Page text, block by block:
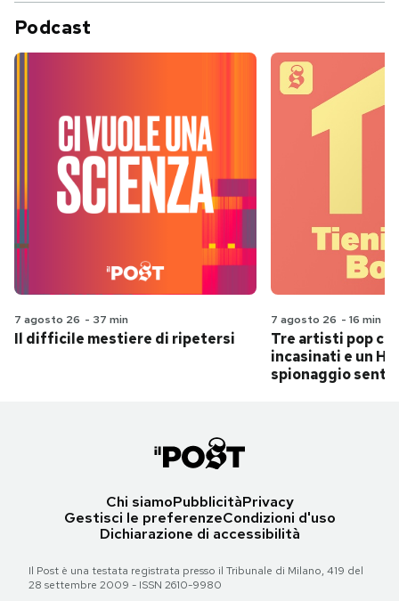
Podcast
7 agosto 26 - 37 min
Il difficile mestiere di ripetersi
7 agosto 26 - 16 min
Tre artisti pop
incasinati e un
spionaggio
Chi siamoPubblicitàPrivacy
Gestisci le preferenzeCondizioni d'uso
Dichiarazione di accessibilità
Il Post è una testata registrata presso il Tribunale di Milano, 419 del
28 settembre 2009 - ISSN 2610-9980